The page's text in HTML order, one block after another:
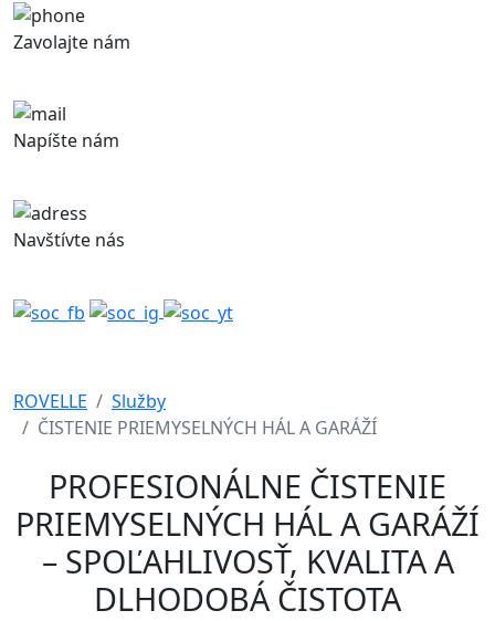
Zavolajte nám
Napíšte nám
Navštívte nás
ROVELLE
Služby
ČISTENIE PRIEMYSELNÝCH HÁL A GARÁŽÍ
PROFESIONÁLNE ČISTENIE
PRIEMYSELNÝCH HÁL A GARÁŽÍ
– SPOĽAHLIVOSŤ, KVALITA A
DLHODOBÁ ČISTOTA